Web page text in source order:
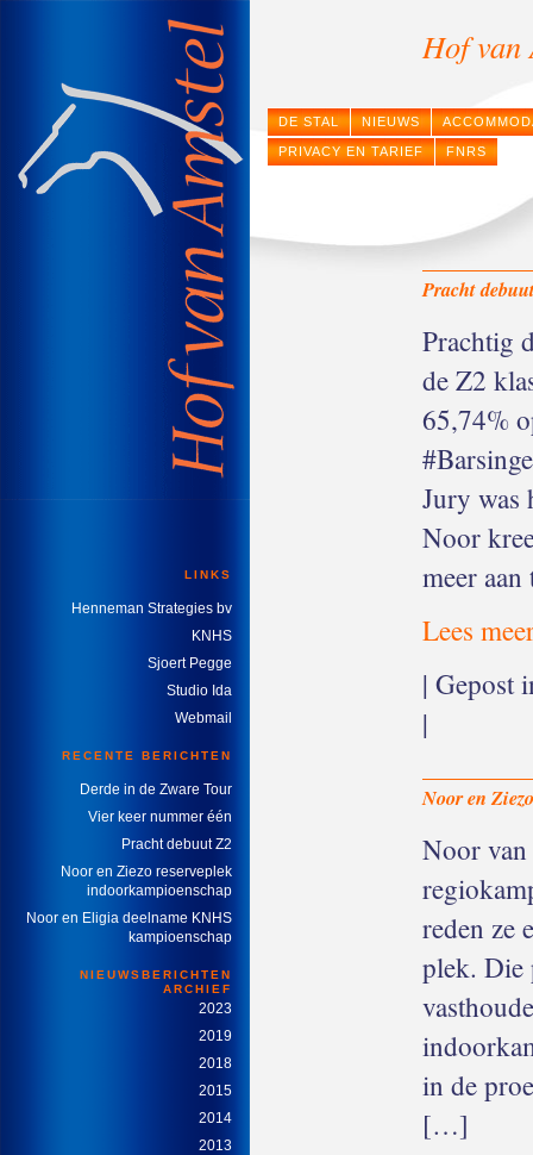
Hof van
DE STAL NIEUWS
PRIVACY EN TARIEF FNRS
LINKS
Henneman Strategies bv
KNHS
Sjoert Pegge
Studio Ida
Webmail
RECENTE BERICHTEN
Derde in de Zware Tour
Vier keer nummer één
Pracht debuut Z2
Noor en Ziezo reserveplek
indoorkampioenschap
Noor en Eligia deelname KNHS
kampioenschap
NIEUWSBERICHTEN
ARCHIEF
2023
2019
2018
2015
2014
2013
Pracht
Prachtig
de Z2
65,74%
Jury was
Noor
meer
Lees
| Gepost
|
Noor en
Noor van
reden ze
plek. Die
in de
[…]